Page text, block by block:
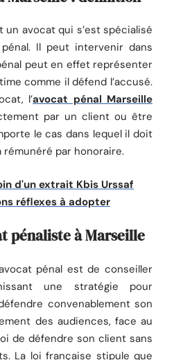
avocat qui s’est spécialisé
Il peut intervenir dans
peut en effet représenter
comme il défend l’accusé.
l’avocat pénal Marseille
par un client ou être
le cas dans lequel il doit
rémunéré par honoraire.
d'un extrait Kbis Urssaf
réflexes à adopter
pénaliste à Marseille
pénal est de conseiller
une stratégie pour
convenablement son
des audiences, face au
de défendre son client sans
La loi française stipule que